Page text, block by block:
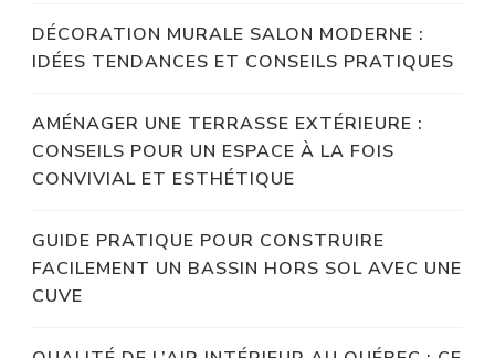
DÉCORATION MURALE SALON MODERNE :
IDÉES TENDANCES ET CONSEILS PRATIQUES
AMÉNAGER UNE TERRASSE EXTÉRIEURE :
CONSEILS POUR UN ESPACE À LA FOIS
CONVIVIAL ET ESTHÉTIQUE
GUIDE PRATIQUE POUR CONSTRUIRE
FACILEMENT UN BASSIN HORS SOL AVEC UNE
CUVE